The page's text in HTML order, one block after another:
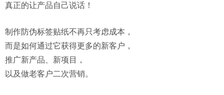
真正的让产品自己说话！
制作防伪标签贴纸不再只考虑成本，
而是如何通过它获得更多的新客户，
推广新产品、新项目，
以及做老客户二次营销。